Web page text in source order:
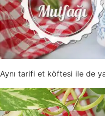
Aynı tarifi et köftesi ile de